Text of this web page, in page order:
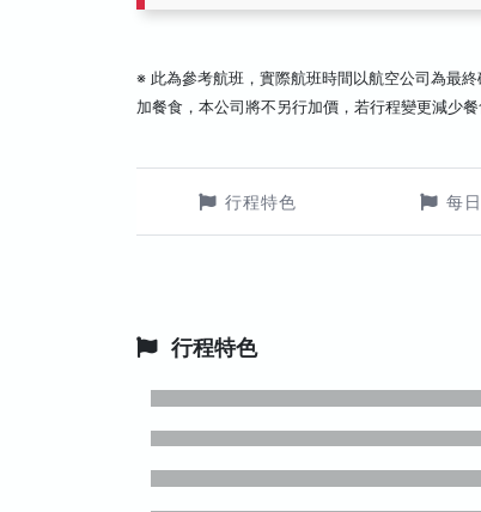
※ 此為參考航班，實際航班時間以航空公司為最
加餐食，本公司將不另行加價，若行程變更減少餐
行程特色 每
行程特色